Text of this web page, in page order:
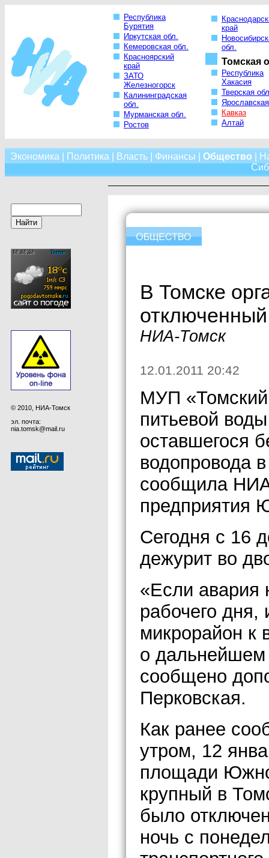
Республика
Бурятия
Иркутская обл.
Кемеровская обл.
Красноярский
край
ЗАТО
Железногорск
Калининградская
обл.
Мурманская обл.
Ростов
край
обл.
Томская
Республика
Хакасия
Тверская
Кавказ
Алтай
Экономика Политика Власть| Финансы Общество
© 2010, НИА-Томск
эл. почта:
nia.tomsk@mail.ru
В Томске
НИА-Томск
12.01.2011 20:42
МУП «Томский
питьевой
оставшегося
водопровода
сообщила НИА
предприятия
Сегодня с 16
дежурит во
«Если авария
рабочего дня,
микрорайон к
о дальнейшем
сообщено
Перковская.
Как ранее
утром, 12
площади
крупный в
было
ночь с